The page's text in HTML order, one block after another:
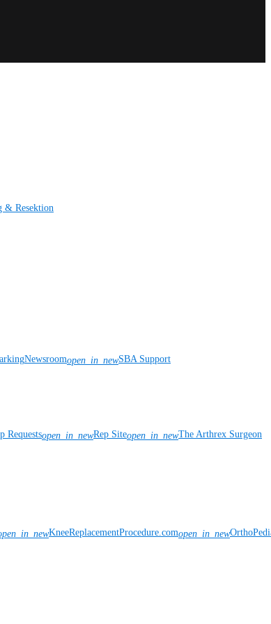
& Resektion
Newsroomopen_in_newSBA Support
Requestsopen_in_newRep Siteopen_in_newThe Arthrex Surgeon
KneeReplacementProcedure.comopen_in_new